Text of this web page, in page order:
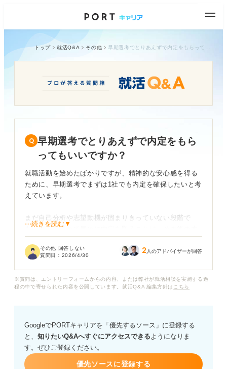
トップ 就活Q&A その他
早期選考でとりあえずで内定をもら
ってもいいですか？
就職活動を始めたばかりですが、精神的な安心感を得る
ために、早期選考でまずは1社でも内定を確保したいと考
えています。
まだ自己分析や志望動機が固まりきっていない段階で
も、練習を兼ねて早めに内定を取ることは、その後の本
り、企業から強く引き止められたりしないか心配です。
ける際の注意点やマナーについて教えてください。
⋯続きを読む▼
その他 回答しない
質問日： 2026/4/30 2 人のアドバイザーが回答
※質問は、エントリーフォームからの内容、または弊社が就活相談を実施する過
程の中で寄せられた内容を公開しています。就活Q&A 編集方針は こちら
GoogleでPORTキャリアを「優先するソース」に登録する
と、 知りたいQ&Aへすぐにアクセスできるようになりま
す。ぜひご登録ください。
優先ソースに登録する